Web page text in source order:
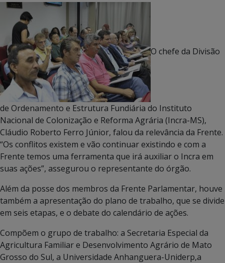
O chefe da Divisão
de Ordenamento e Estrutura Fundiária do Instituto
Nacional de Colonização e Reforma Agrária (Incra-MS),
Cláudio Roberto Ferro Júnior, falou da relevância da Frente.
“Os conflitos existem e vão continuar existindo e com a
Frente temos uma ferramenta que irá auxiliar o Incra em
suas ações”, assegurou o representante do órgão.
Além da posse dos membros da Frente Parlamentar, houve
também a apresentação do plano de trabalho, que se divide
em seis etapas, e o debate do calendário de ações.
Compõem o grupo de trabalho: a Secretaria Especial da
Agricultura Familiar e Desenvolvimento Agrário de Mato
Grosso do Sul, a Universidade Anhanguera-Uniderp,a